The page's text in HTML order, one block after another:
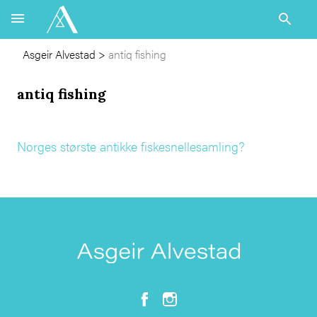
Asgeir Alvestad > antiq fishing
antiq fishing
Norges største antikke fiskesnellesamling?